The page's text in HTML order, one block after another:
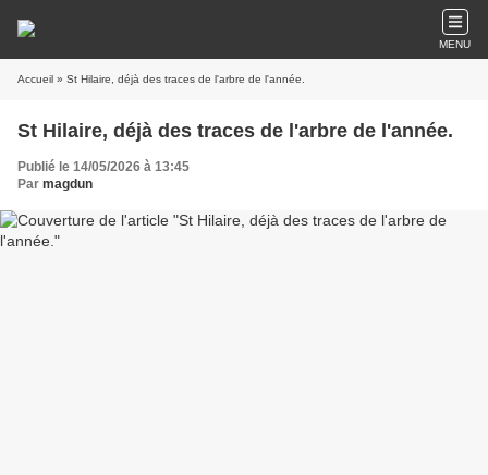
MENU
Accueil » St Hilaire, déjà des traces de l'arbre de l'année.
St Hilaire, déjà des traces de l'arbre de l'année.
Publié le 14/05/2026 à 13:45
Par magdun